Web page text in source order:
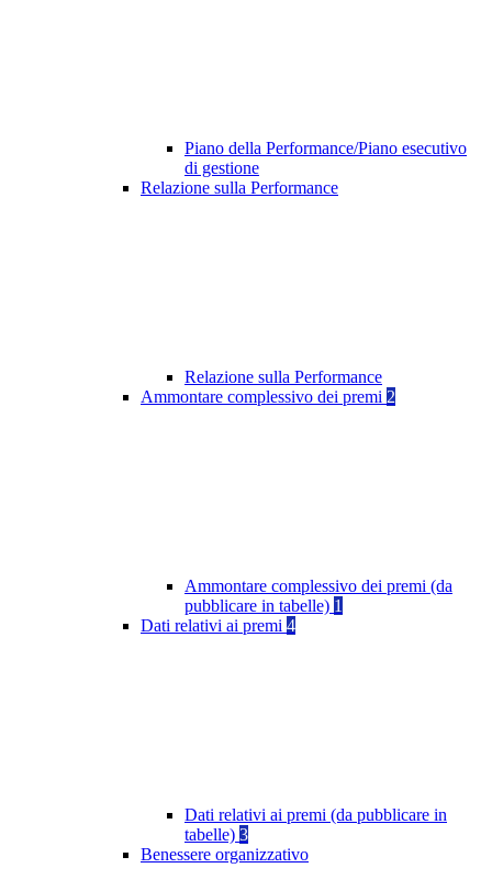
Piano della Performance/Piano esecutivo
di gestione
Relazione sulla Performance
Relazione sulla Performance
Ammontare complessivo dei premi 2
Ammontare complessivo dei premi (da
pubblicare in tabelle) 1
Dati relativi ai premi 4
Dati relativi ai premi (da pubblicare in
tabelle) 3
Benessere organizzativo